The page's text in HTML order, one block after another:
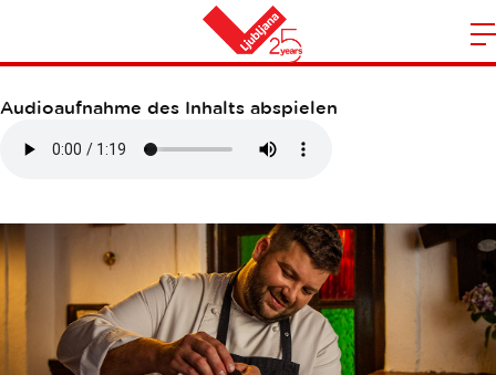
Heim
Audioaufnahme des Inhalts abspielen